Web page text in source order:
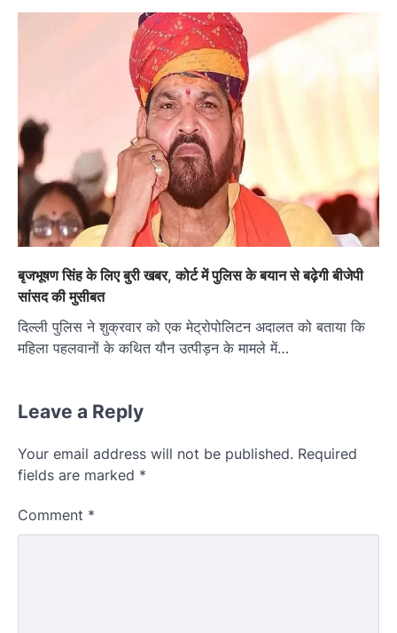
बृजभूषण सिंह के लिए बुरी खबर, कोर्ट में पुलिस के बयान से बढ़ेगी बीजेपी
सांसद की मुसीबत
दिल्ली पुलिस ने शुक्रवार को एक मेट्रोपोलिटन अदालत को बताया कि
महिला पहलवानों के कथित यौन उत्पीड़न के मामले में…
Leave a Reply
Your email address will not be published. Required
fields are marked *
Comment *